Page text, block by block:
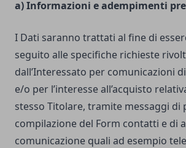
a) Informazioni e adempimenti
I Dati saranno trattati al fine di
seguito alle specifiche richieste
dall’Interessato per comunicazioni
e/o per l’interesse all’acquisto
stesso Titolare, tramite messaggi di
compilazione del Form contatti e di
comunicazione quali ad esempio